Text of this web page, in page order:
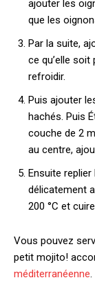
ajouter les
que les
Par la suite,
ce qu’elle
refroidir.
Puis ajouter
hachés. Puis
couche de 2
au centre,
Ensuite
délicatement
200 °C et
Vous pouvez
petit mojito!
méditerranéenne.